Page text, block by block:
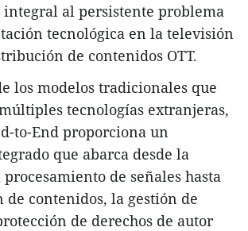
integral al persistente problema
tecnológica en la televisión
de contenidos OTT.
los modelos tradicionales que
tecnologías extranjeras,
to-End proporciona un
que abarca desde la
de señales hasta
contenidos, la gestión de
de derechos de autor